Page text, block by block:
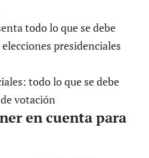
todo lo que se debe
presidenciales
en cuenta para